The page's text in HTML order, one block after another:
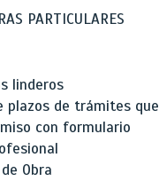
PARTICULARES
linderos
plazos de trámites que
con formulario
Obra